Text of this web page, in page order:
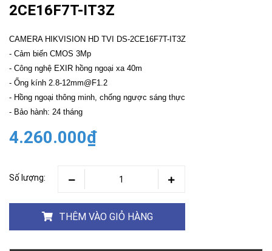
2CE16F7T-IT3Z
CAMERA HIKVISION HD TVI DS-2CE16F7T-IT3Z
- Cảm biến CMOS 3Mp
- Công nghệ EXIR hồng ngoại xa 40m
- Ống kính 2.8-12mm@F1.2
- Hồng ngoại thông minh, chống ngược sáng thực
- Bảo hành: 24 tháng
4.260.000₫
Số lượng:
THÊM VÀO GIỎ HÀNG